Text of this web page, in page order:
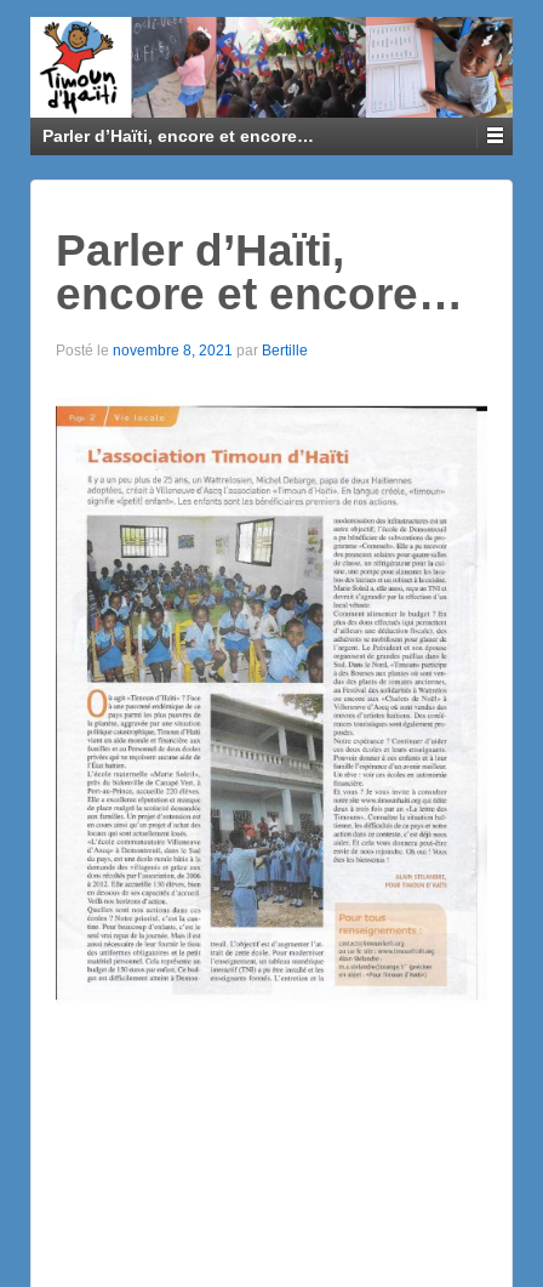
Parler d’Haïti, encore et encore…
Parler d’Haïti,
encore et encore…
Posté le novembre 8, 2021 par Bertille